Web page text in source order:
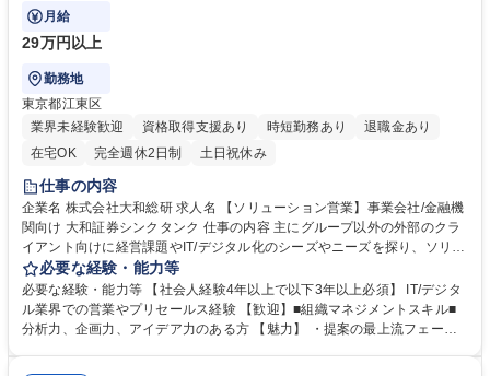
活動をお任せします。
月給
29万円以上
勤務地
東京都江東区
業界未経験歓迎
資格取得支援あり 時短勤務あり
退職金あり
在宅OK
完全週休2日制 土日祝休み
仕事の内容
企業名 株式会社大和総研 求人名 【ソリューション営業】事業会社/金融機
関向け 大和証券シンクタンク 仕事の内容 主にグループ以外の外部のクラ
イアント向けに経営課題やIT/デジタル化のシーズやニーズを探り、ソリュ
ーションを社内外より収集・組合せ、提案からクロージングまでの営業活
動をお任せします。 【営業体制について】■受託後のポストセールスもア
カウントプランニングの観点から業務範囲となっており、顧客への深耕と
ビジネスシェアの拡大を図る営業のスタイルです。■チームを組成し、顧
必要な経験・能力等
必要な経験・能力等 【社会人経験4年以上で以下3年以上必須】 IT/デジタ
ル業界での営業やプリセールス経験 【歓迎】■組織マネジメントスキル■
分析力、企画力、アイデア力のある方 【魅力】 ・提案の最上流フェーズ